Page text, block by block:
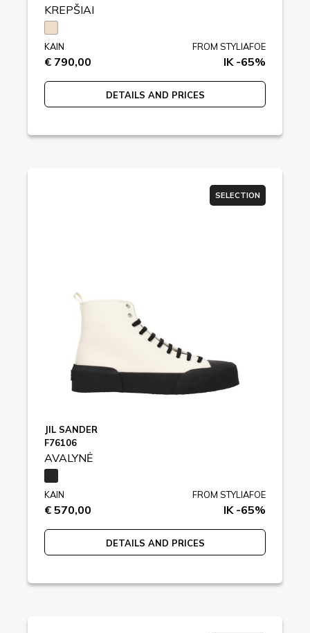
KREPŠIAI
KAIN
€ 790,00
FROM STYLIAFOE
IK -65%
DETAILS AND PRICES
SELECTION
JIL SANDER
F76106
AVALYNĖ
KAIN
€ 570,00
FROM STYLIAFOE
IK -65%
DETAILS AND PRICES